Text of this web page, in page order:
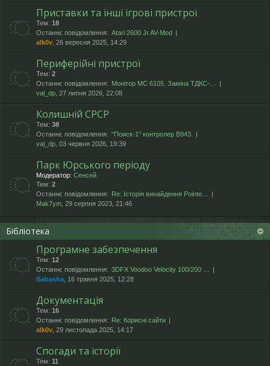
Приставки та інші ігрові пристрої
Тем: 18
Останнє повідомлення: Atari 2600 Jr AV-Mod
alk0v , 26 вересня 2025, 14:29
Периферійні пристрої
Тем: 2
Останнє повідомлення: Монітор МС 6105. Заміна ТДКС-…
val_dp , 27 липня 2026, 22:08
Колишній СРСР
Тем: 38
Останнє повідомлення: "Поиск-1" контролер В943.
val_dp , 03 червня 2026, 19:39
Парк Юрського періоду
Модератор: Сенсей
Тем: 2
Останнє повідомлення:
Re: Історія винайдення Pointe…
Mak7ym , 29 серпня 2023, 21:46
Бібліотека
Програмне забезпечення
Тем: 12
Останнє повідомлення: 3DFX Voodoo Velocity 100/200 …
Babasha , 16 травня 2025, 12:28
Документація
Тем: 16
Останнє повідомлення:
Re: Корисні сайти
alk0v , 29 листопада 2025, 14:17
Спогади та історії
Тем: 11